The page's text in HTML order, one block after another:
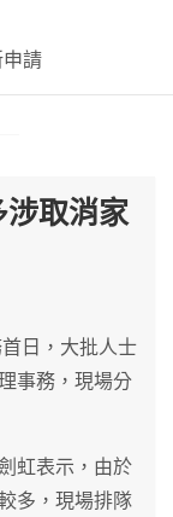
請
取消家
日，大批人士
事務，現場分
虹表示，由於
多，現場排隊